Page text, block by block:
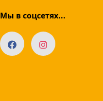
Мы в соцсетях...